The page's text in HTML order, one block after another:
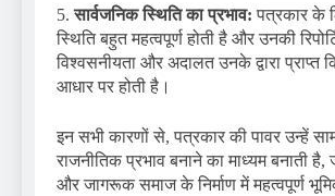
5. सार्वजनिक स्थिति का प्रभाव: पत्रकार के
स्थिति बहुत महत्वपूर्ण होती है और उनकी
विश्वसनीयता और अदालत उनके द्वारा प्राप्त
आधार पर होती है।
इन सभी कारणों से, पत्रकार की पावर उन्हें
राजनीतिक प्रभाव बनाने का माध्यम बनाती
और जागरूक समाज के निर्माण में महत्वपूर्ण